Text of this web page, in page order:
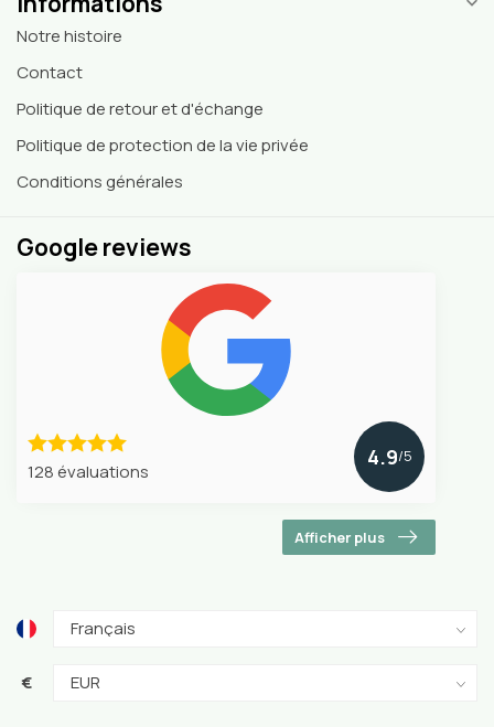
Notre histoire
Contact
Politique de retour et d'échange
Politique de protection de la vie privée
Conditions générales
Google reviews
128 évaluations
4.9/5
Afficher plus
€